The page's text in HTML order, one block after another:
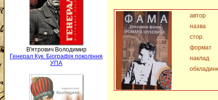
В'ятрович Володимир
Генерал Кук. Біографія покоління
УПА
автор
назва
стор.
формат
наклад